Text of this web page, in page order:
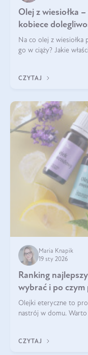
Olej z wiesiołka
kobiece
Na co olej z wiesiołka
go w ciąży? Jakie
CZYTAJ
Maria Knapik
19 sty 2026
Ranking
wybrać i po czym
Olejki eteryczne to
nastrój w domu.
kryteria wyboru!
CZYTAJ